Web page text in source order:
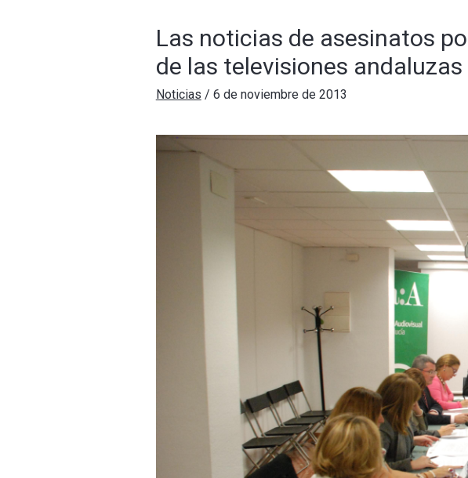
Las noticias de asesinatos
de las televisiones
Noticias / 6 de noviembre de 2013